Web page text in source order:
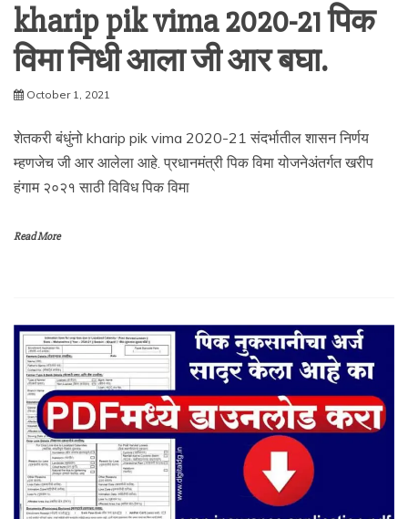
kharip pik vima 2020-21 पिक
विमा निधी आला जी आर बघा.
October 1, 2021
शेतकरी बंधुंनो kharip pik vima 2020-21 संदर्भातील शासन निर्णय
म्हणजेच जी आर आलेला आहे. प्रधानमंत्री पिक विमा योजनेअंतर्गत खरीप
हंगाम २०२१ साठी विविध पिक विमा
Read More